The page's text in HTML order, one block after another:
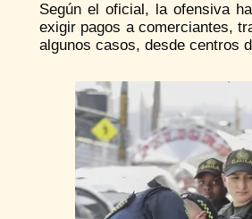
Según el oficial, la ofensiva
exigir pagos a comerciantes,
algunos casos, desde centros